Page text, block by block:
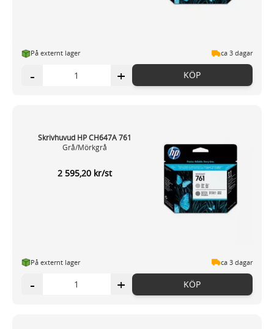
På externt lager ca 3 dagar
- + KÖP
Skrivhuvud HP CH647A 761
Grå/Mörkgrå
2 595,20 kr/st
På externt lager ca 3 dagar
- + KÖP